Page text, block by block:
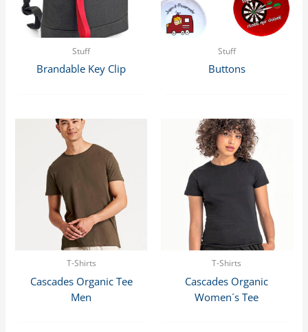
Stuff
Brandable Key Clip
Stuff
Buttons
T-Shirts
Cascades Organic Tee
Men
T-Shirts
Cascades Organic
Women´s Tee